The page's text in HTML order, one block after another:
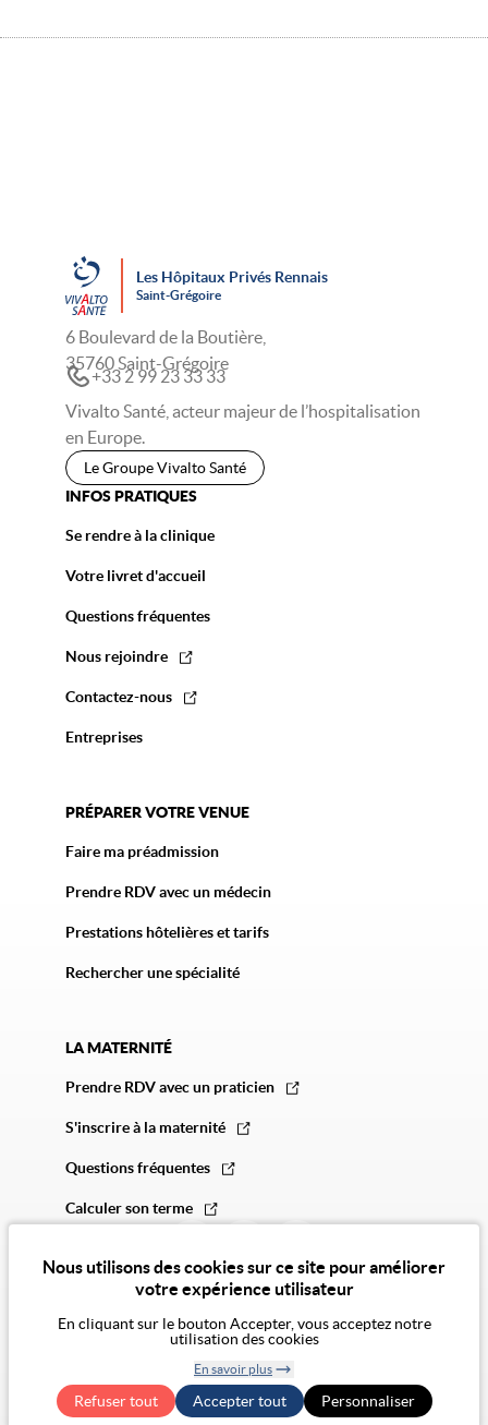
Nous utilisons des cookies sur ce site pour améliorer
votre expérience utilisateur
En cliquant sur le bouton Accepter, vous acceptez notre
utilisation des cookies
En savoir plus
Refuser tout Accepter tout
Retirer le
consentementPersonnaliser
Les Hôpitaux Privés Rennais
Saint-Grégoire
6 Boulevard de la Boutière,
35760 Saint-Grégoire
+33 2 99 23 33 33
Vivalto Santé, acteur majeur de l’hospitalisation
en Europe.
Le Groupe Vivalto Santé
INFOS PRATIQUES
Se rendre à la clinique
Votre livret d'accueil
Questions fréquentes
Nous rejoindre
Contactez-nous
Entreprises
PRÉPARER VOTRE VENUE
Faire ma préadmission
Prendre RDV avec un médecin
Prestations hôtelières et tarifs
Rechercher une spécialité
LA MATERNITÉ
Prendre RDV avec un praticien
S'inscrire à la maternité
Questions fréquentes
Calculer son terme
Politique de confidentialitéPolitique des cookies
Exercer mes droits RGPD
Accessibilité Numérique : non conforme